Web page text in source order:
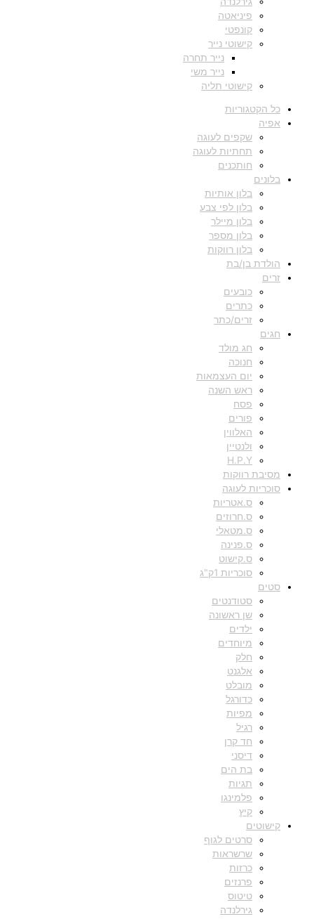
פיניאטה
קונפטי
קישוטי נייר
נייר תחרה
נייר משי
קישוטי תליה
כל הקטגוריות
אפיה
שקפים לעוגה
תחתיות לעוגה
חותכנים
בלונים
בלון אותיות
בלון לפי צבע
בלון מיילר
בלון מספר
בלון רווקות
הולדת בן/בת
זרים
כובעים
כתרים
זרים/כתר
חגים
חג מולד
חנוכה
יום העצמאות
ראש השנה
פסח
פורים
האלווין
ולנטיין
H.P.Y
מסיבת רווקות
סוכריות לעוגה
ס.אטריות
ס.חרוזים
ס.מטאלי
ס.פנינה
ס.קישוט
סוכריות 1ק"ג
סטים
סטודנטים
שן ראשונה
ילדים
מיוחדים
חלק
אלגנט
מובלט
כדורגל
מפיות
רגיל
חד קרן
דיסני
בת הים
תגיות
פלמינגו
קיץ
קישוטים
סרטים לגוף
שרשראות
כרזות
פרנזים
טיטוס
גירלנדה